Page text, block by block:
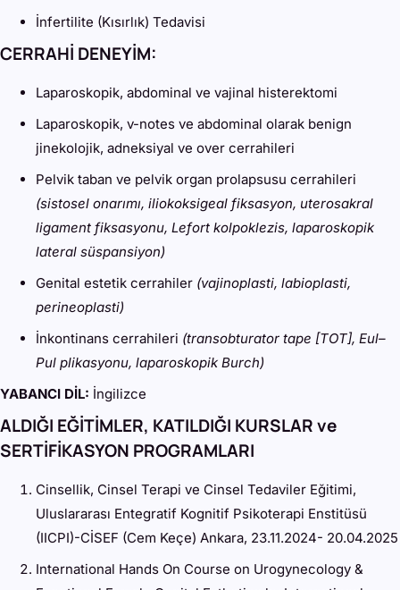
İnfertilite (Kısırlık) Tedavisi
CERRAHİ DENEYİM:
Laparoskopik, abdominal ve vajinal histerektomi
Laparoskopik, v-notes ve abdominal olarak benign
jinekolojik, adneksiyal ve over cerrahileri
Pelvik taban ve pelvik organ prolapsusu cerrahileri
(sistosel onarımı, iliokoksigeal fiksasyon, uterosakral
ligament fiksasyonu, Lefort kolpoklezis, laparoskopik
lateral süspansiyon)
Genital estetik cerrahiler (vajinoplasti, labioplasti,
perineoplasti)
İnkontinans cerrahileri (transobturator tape [TOT], Eul–
Pul plikasyonu, laparoskopik Burch)
YABANCI DİL: İngilizce
ALDIĞI EĞİTİMLER, KATILDIĞI KURSLAR ve
SERTİFİKASYON PROGRAMLARI
Cinsellik, Cinsel Terapi ve Cinsel Tedaviler Eğitimi,
Uluslararası Entegratif Kognitif Psikoterapi Enstitüsü
(IICPI)-CİSEF (Cem Keçe) Ankara, 23.11.2024- 20.04.2025
International Hands On Course on Urogynecology &